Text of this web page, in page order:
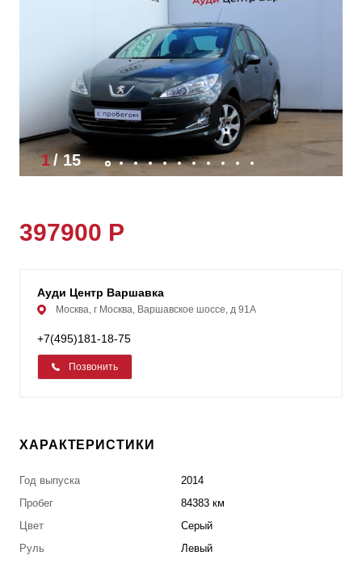
1/15
397900 Р
Ауди Центр Варшавка
Москва, г Москва, Варшавское шоссе, д 91А
+7(495)181-18-75
Позвонить
ХАРАКТЕРИСТИКИ
Год выпуска
2014
Пробег
84383 км
Цвет
Серый
Руль
Левый